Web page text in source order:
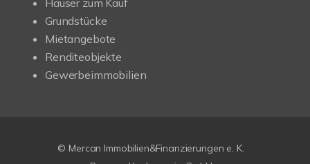
Häuser zum Kauf
Grundstücke
Mietangebote
Renditeobjekte
Gewerbeimmobilien
© Mercan Immobilien&Finanzierungen e. K.